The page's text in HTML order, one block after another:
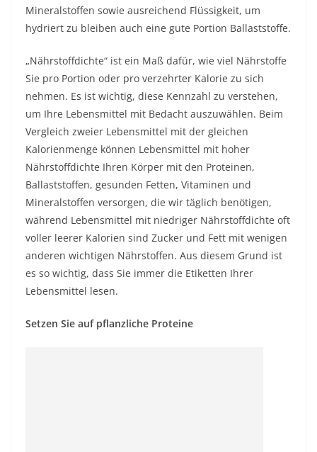
Mineralstoffen sowie ausreichend Flüssigkeit, um
hydriert zu bleiben auch eine gute Portion Ballaststoffe.
„Nährstoffdichte“ ist ein Maß dafür, wie viel Nährstoffe
Sie pro Portion oder pro verzehrter Kalorie zu sich
nehmen. Es ist wichtig, diese Kennzahl zu verstehen,
um Ihre Lebensmittel mit Bedacht auszuwählen. Beim
Vergleich zweier Lebensmittel mit der gleichen
Kalorienmenge können Lebensmittel mit hoher
Nährstoffdichte Ihren Körper mit den Proteinen,
Ballaststoffen, gesunden Fetten, Vitaminen und
Mineralstoffen versorgen, die wir täglich benötigen,
während Lebensmittel mit niedriger Nährstoffdichte oft
voller leerer Kalorien sind Zucker und Fett mit wenigen
anderen wichtigen Nährstoffen. Aus diesem Grund ist
es so wichtig, dass Sie immer die Etiketten Ihrer
Lebensmittel lesen.
Setzen Sie auf pflanzliche Proteine